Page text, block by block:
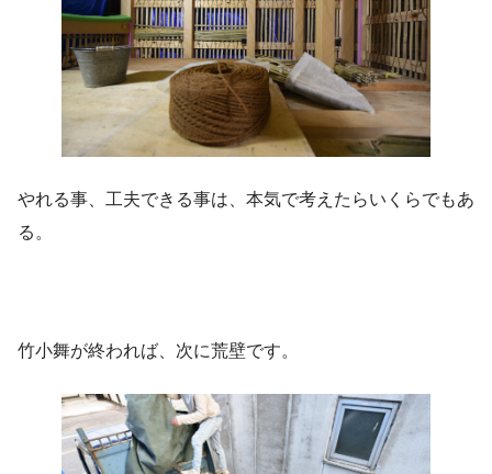
やれる事、工夫できる事は、本気で考えたらいくらでもあ
る。
竹小舞が終われば、次に荒壁です。